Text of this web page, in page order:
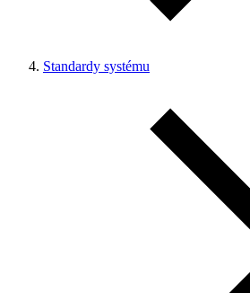
Standardy systému